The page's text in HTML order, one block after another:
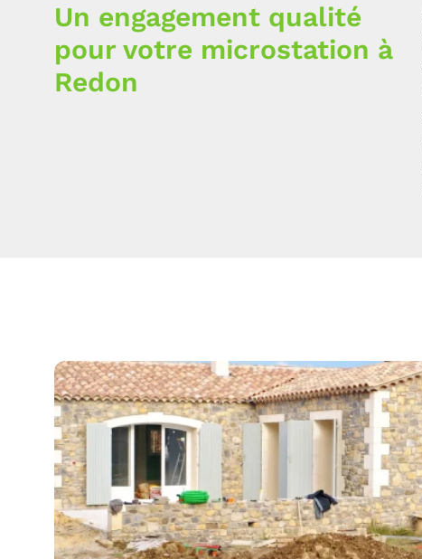
Un engagement qualité
pour votre microstation à
Redon